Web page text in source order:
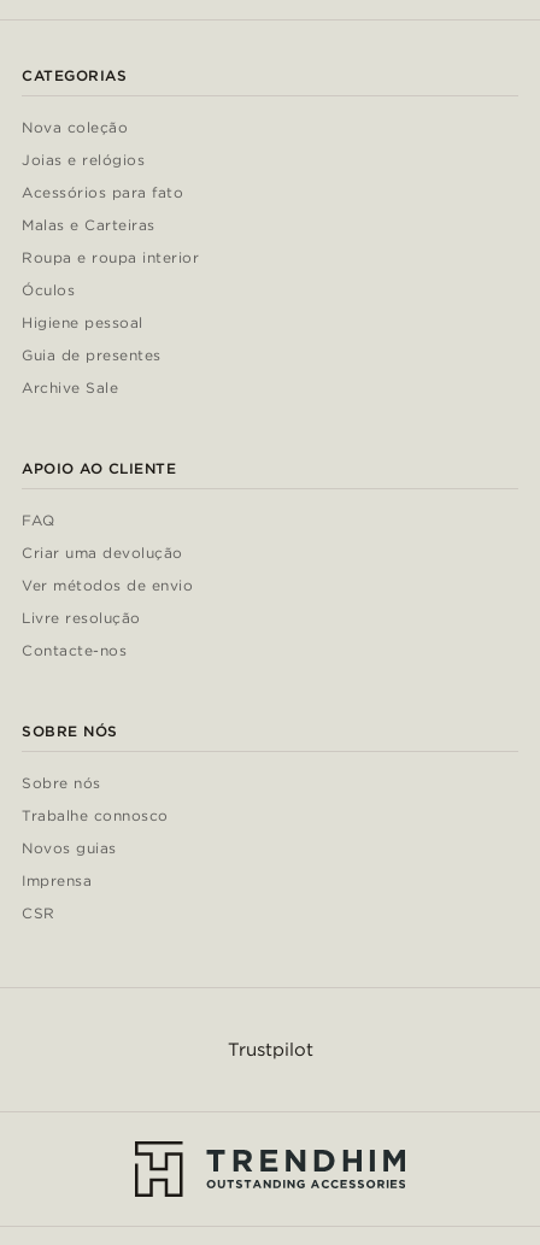
CATEGORIAS
Nova coleção
Joias e relógios
Acessórios para fato
Malas e Carteiras
Roupa e roupa interior
Óculos
Higiene pessoal
Guia de presentes
Archive Sale
APOIO AO CLIENTE
FAQ
Criar uma devolução
Ver métodos de envio
Livre resolução
Contacte-nos
SOBRE NÓS
Sobre nós
Trabalhe connosco
Novos guias
Imprensa
CSR
Trustpilot